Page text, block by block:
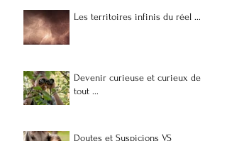
Les territoires infinis du réel ...
Devenir curieuse et curieux de
tout ...
Doutes et Suspicions VS